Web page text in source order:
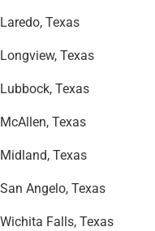
Laredo, Texas
Longview, Texas
Lubbock, Texas
McAllen, Texas
Midland, Texas
San Angelo, Texas
Wichita Falls, Texas